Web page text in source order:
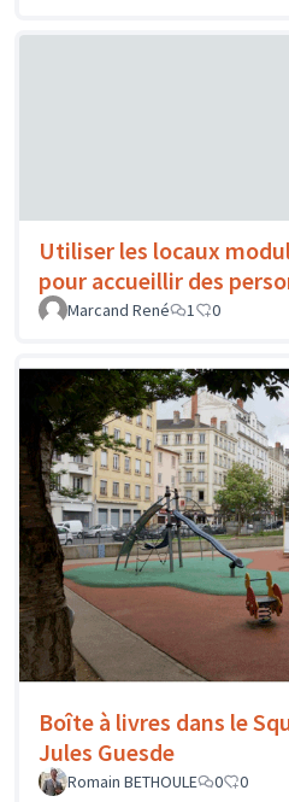
Utiliser les locaux
pour accueillir des
Marcand René 1 0
Boîte à livres dans le
Jules Guesde
Romain BETHOULE
0 0